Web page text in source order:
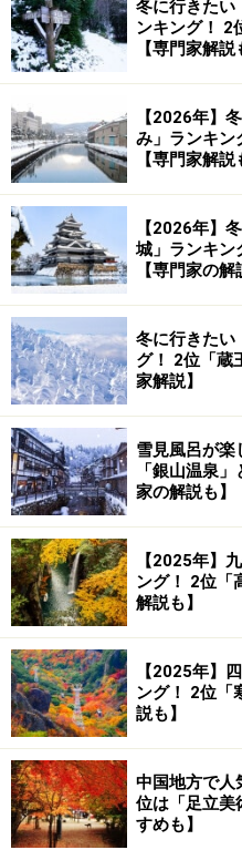
冬に行きたい
ンキング！ 2
【専門家解説
【2026年】
み」ランキン
【専門家解説
【2026年】
城」ランキン
【専門家の解
冬に行きたい
グ！ 2位「蔵
家解説】
雪見風呂が楽
「銀山温泉
家の解説も】
【2025年】
ング！ 2位「
解説も】
【2025年】
ング！ 2位「
説も】
中国地方で人
位は「足立美
すめも】